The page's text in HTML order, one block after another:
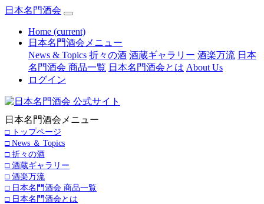
日本名門酒会
Home (current)
日本名門酒会メニュー
News & Topics 折々の酒 酒蔵ギャラリー 酒楽万流 日本
名門酒会 商品一覧 日本名門酒会とは About Us
ログイン
日本名門酒会メニュー
□ トップページ
□ News ＆ Topics
□ 折々の酒
□ 酒蔵ギャラリー
□ 酒楽万流
□ 日本名門酒会 商品一覧
□ 日本名門酒会とは